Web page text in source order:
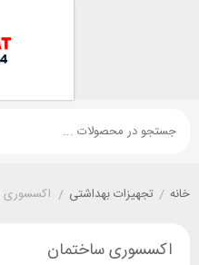
بهداشتی/ اکسسوری ساختمان
ساختمان